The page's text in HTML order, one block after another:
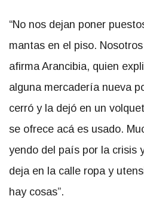
“No nos dejan poner
mantas en el piso.
afirma Arancibia, quien
alguna mercadería nueva
cerró y la dejó en un
se ofrece acá es usado.
yendo del país por la crisis
deja en la calle ropa y
hay cosas”.